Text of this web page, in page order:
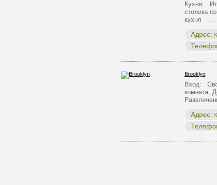
Кухня:
столика
кухня -…
Адрес:
Brooklyn
Вход:
комната,
Адрес: